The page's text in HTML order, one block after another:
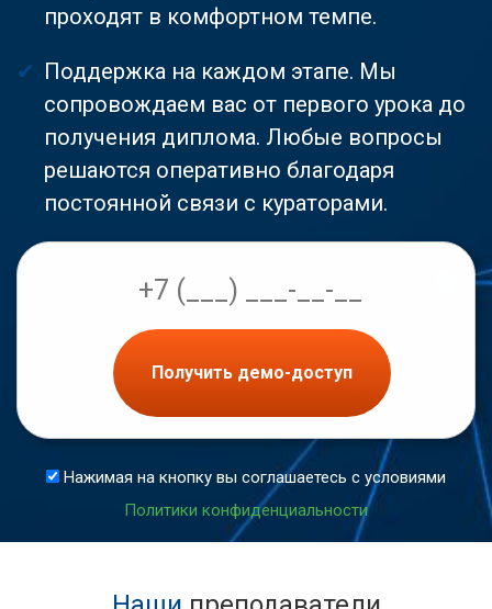
проходят в комфортном темпе.
Поддержка на каждом этапе. Мы
сопровождаем вас от первого урока до
получения диплома. Любые вопросы
решаются оперативно благодаря
постоянной связи с кураторами.
Получить демо-доступ
Нажимая на кнопку вы соглашаетесь с условиями
Политики конфиденциальности